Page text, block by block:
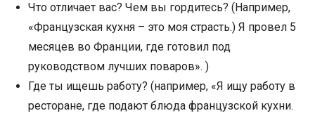
Что отличает вас? Чем вы гордитесь? (Например,
«Французская кухня – это моя страсть.) Я провел 5
месяцев во Франции, где готовил под
руководством лучших поваров». )
Где ты ищешь работу? (например, «Я ищу работу в
ресторане, где подают блюда французской кухни.